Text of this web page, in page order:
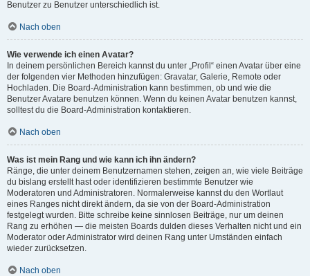
Benutzer zu Benutzer unterschiedlich ist.
Nach oben
Wie verwende ich einen Avatar?
In deinem persönlichen Bereich kannst du unter „Profil“ einen Avatar über eine
der folgenden vier Methoden hinzufügen: Gravatar, Galerie, Remote oder
Hochladen. Die Board-Administration kann bestimmen, ob und wie die
Benutzer Avatare benutzen können. Wenn du keinen Avatar benutzen kannst,
solltest du die Board-Administration kontaktieren.
Nach oben
Was ist mein Rang und wie kann ich ihn ändern?
Ränge, die unter deinem Benutzernamen stehen, zeigen an, wie viele Beiträge
du bislang erstellt hast oder identifizieren bestimmte Benutzer wie
Moderatoren und Administratoren. Normalerweise kannst du den Wortlaut
eines Ranges nicht direkt ändern, da sie von der Board-Administration
festgelegt wurden. Bitte schreibe keine sinnlosen Beiträge, nur um deinen
Rang zu erhöhen — die meisten Boards dulden dieses Verhalten nicht und ein
Moderator oder Administrator wird deinen Rang unter Umständen einfach
wieder zurücksetzen.
Nach oben